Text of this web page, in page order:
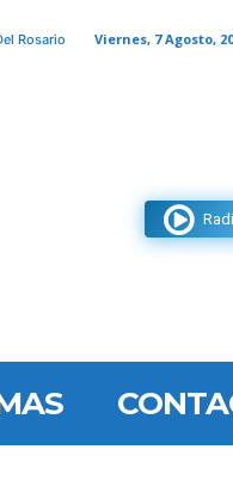
Rosario Viernes, 7 Agosto,